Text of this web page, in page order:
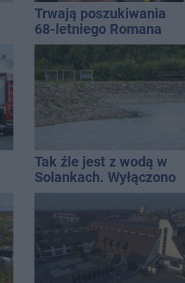
Trwają poszukiwania
68-letniego Romana
Kucały
Tak źle jest z wodą w
Solankach. Wyłączono
fontannę i zaplanowano
dolewkę